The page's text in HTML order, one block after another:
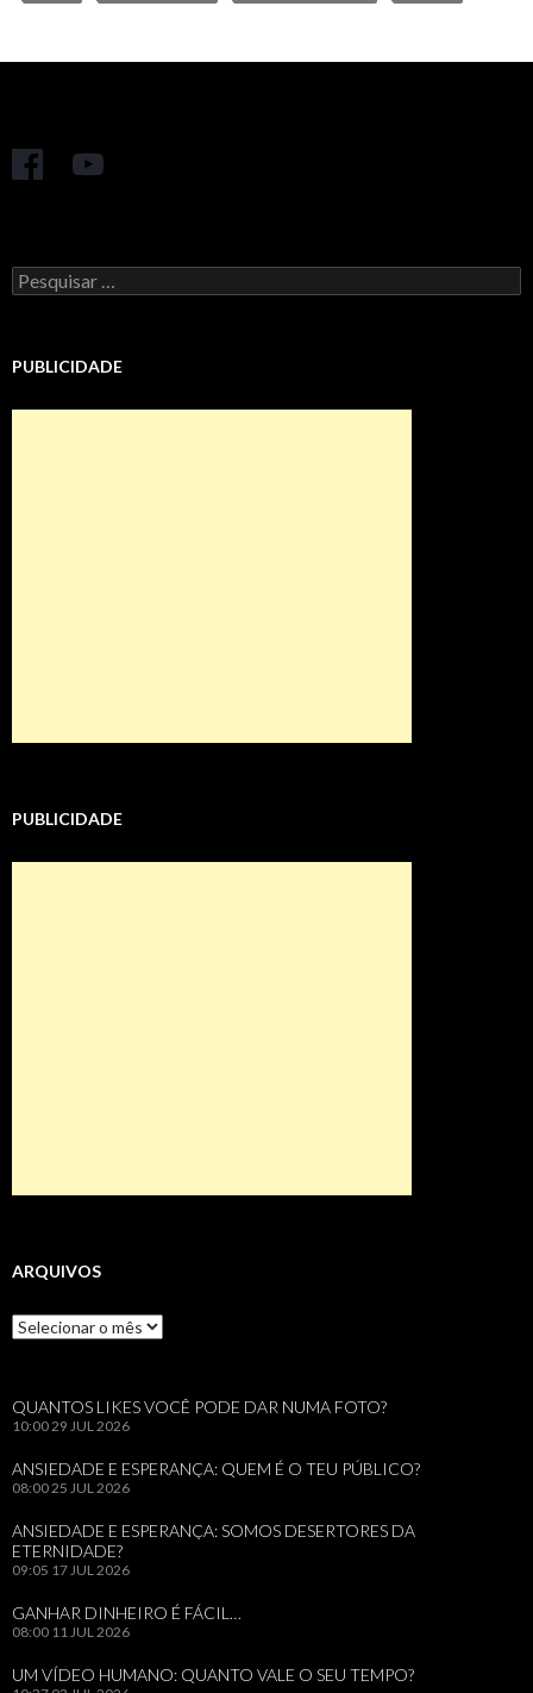
Pesquisar
por:
PUBLICIDADE
PUBLICIDADE
ARQUIVOS
Arquivos
QUANTOS LIKES VOCÊ PODE DAR NUMA FOTO?
10:00 29 JUL 2026
ANSIEDADE E ESPERANÇA: QUEM É O TEU PÚBLICO?
08:00 25 JUL 2026
ANSIEDADE E ESPERANÇA: SOMOS DESERTORES DA
ETERNIDADE?
09:05 17 JUL 2026
GANHAR DINHEIRO É FÁCIL…
08:00 11 JUL 2026
UM VÍDEO HUMANO: QUANTO VALE O SEU TEMPO?